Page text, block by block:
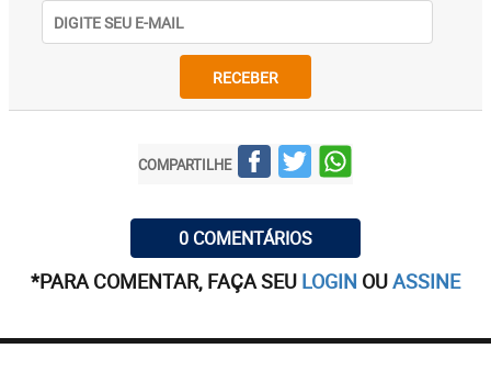
RECEBER
COMPARTILHE
0 COMENTÁRIOS
*PARA COMENTAR, FAÇA SEU LOGIN OUASSINE